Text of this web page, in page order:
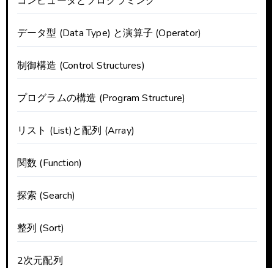
データ型 (Data Type) と演算子 (Operator)
制御構造 (Control Structures)
プログラムの構造 (Program Structure)
リスト (List)と配列 (Array)
関数 (Function)
探索 (Search)
整列 (Sort)
2次元配列